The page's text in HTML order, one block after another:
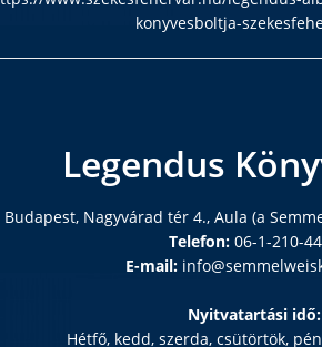
konyvesboltja-
Legendus
Budapest, Nagyvárad tér 4., Aula (a
Telefon:06-1-210-
E-mail:
Nyitvatartási idő:
Hétfő, kedd, szerda, csütörtök,